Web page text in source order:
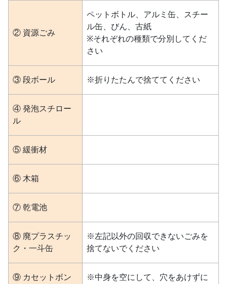
② 資源ごみ
ペットボトル、アルミ缶、スチー
ル缶、びん、古紙
※それぞれの種類で分別してくだ
さい
③ 段ボール ※折りたたんで捨ててください
④ 発泡スチロー
ル
⑤ 緩衝材
⑥ 木箱
⑦ 乾電池
⑧ 廃プラスチッ
ク・一斗缶
※左記以外の回収できないごみを
捨てないでください
⑨ カセットボン
※中身を空にして、穴をあけずに